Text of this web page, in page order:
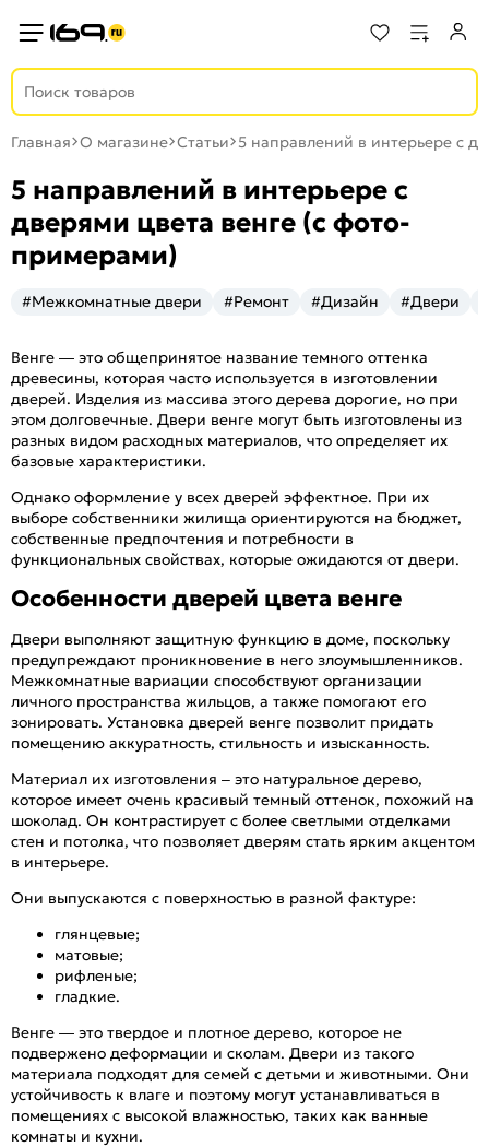
Главная О магазине Статьи 5 направлений в интерьере с
5 направлений в интерьере с
дверями цвета венге (с фото-
примерами)
#Межкомнатные двери #Ремонт #Дизайн #Двери
Венге — это общепринятое название темного оттенка
древесины, которая часто используется в изготовлении
дверей. Изделия из массива этого дерева дорогие, но при
этом долговечные. Двери венге могут быть изготовлены из
разных видом расходных материалов, что определяет их
базовые характеристики.
Однако оформление у всех дверей эффектное. При их
выборе собственники жилища ориентируются на бюджет,
собственные предпочтения и потребности в
функциональных свойствах, которые ожидаются от двери.
Особенности дверей цвета венге
Двери выполняют защитную функцию в доме, поскольку
предупреждают проникновение в него злоумышленников.
Межкомнатные вариации способствуют организации
личного пространства жильцов, а также помогают его
зонировать. Установка дверей венге позволит придать
помещению аккуратность, стильность и изысканность.
Материал их изготовления – это натуральное дерево,
которое имеет очень красивый темный оттенок, похожий на
шоколад. Он контрастирует с более светлыми отделками
стен и потолка, что позволяет дверям стать ярким акцентом
в интерьере.
Они выпускаются с поверхностью в разной фактуре:
глянцевые;
матовые;
рифленые;
гладкие.
Венге — это твердое и плотное дерево, которое не
подвержено деформации и сколам. Двери из такого
материала подходят для семей с детьми и животными. Они
устойчивость к влаге и поэтому могут устанавливаться в
помещениях с высокой влажностью, таких как ванные
комнаты и кухни.